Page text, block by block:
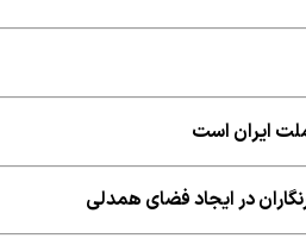
ایران است
در ایجاد فضای همدلی